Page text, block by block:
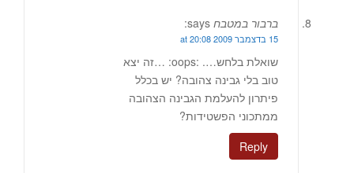
ברבור במטבח says:
15 בדצמבר 2009 at 20:08
שואלת בלחש…. :oops: …זה יצא
טוב בלי גבינה צהובה? יש בכלל
פיתרון להעלמת הגבינה הצהובה
ממתכוני הפשטידות?
Reply